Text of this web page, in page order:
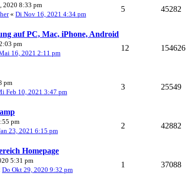
2020 8:33 pm
« Di Nov 16, 2021 4:34 pm
5 45282
auf PC, Mac, iPhone, Android
pm
16, 2021 2:11 pm
12 154626
pm
Feb 10, 2021 3:47 pm
3 25549
pm
23, 2021 6:15 pm
2 42882
Homepage
5:31 pm
Do Okt 29, 2020 9:32 pm
1 37088